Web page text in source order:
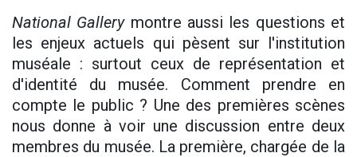
National Gallerymontre aussi les questions et
les enjeux actuels qui pèsent sur l'institution
muséale : surtout ceux de représentation et
d'identité du musée. Comment prendre en
compte le public ? Une des premières scènes
nous donne à voir une discussion entre deux
membres du musée. La première, chargée de la